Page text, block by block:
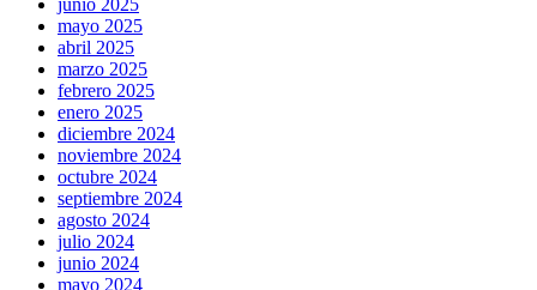
junio 2025
mayo 2025
abril 2025
marzo 2025
febrero 2025
enero 2025
diciembre 2024
noviembre 2024
octubre 2024
septiembre 2024
agosto 2024
julio 2024
junio 2024
mayo 2024